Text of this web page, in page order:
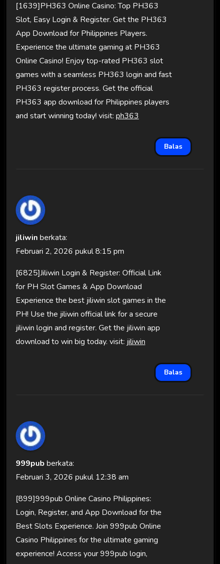
[1639]PH363 Online Casino: Top PH363
Slot, Easy Login & Register. Get the PH363
App Download for Philippines Players.
Experience the ultimate gaming at PH363
Online Casino! Enjoy top-rated PH363 slot
games with a seamless PH363 login and fast
PH363 register process. Get the official
PH363 app download for Philippines players
and start winning today! visit: ph363
Balas
jiliwin berkata:
Februari 2, 2026 pukul 8:15 pm
[6825]Jiliwin Login & Register: Official Link
for PH Slot Games & App Download
Experience the best jiliwin slot games in the
PH! Use the jiliwin official link for a secure
jiliwin login and register. Get the jiliwin app
download to win big today. visit: jiliwin
Balas
999pub berkata:
Februari 3, 2026 pukul 12:38 am
[899]999pub Online Casino Philippines:
Login, Register, and App Download for the
Best Slots Experience. Join 999pub Online
Casino Philippines for the ultimate gaming
experience! Access your 999pub login,